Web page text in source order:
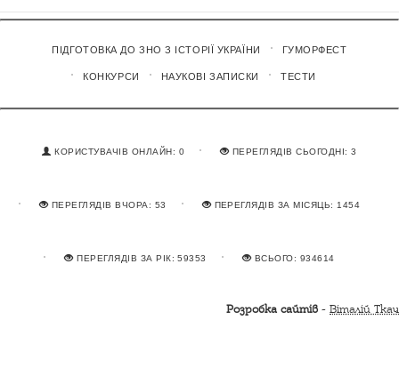
ПІДГОТОВКА ДО ЗНО З ІСТОРІЇ УКРАЇНИ ГУМОРФЕСТ
КОНКУРСИ НАУКОВІ ЗАПИСКИ ТЕСТИ
КОРИСТУВАЧІВ ОНЛАЙН: 0 ПЕРЕГЛЯДІВ СЬОГОДНІ: 3
ПЕРЕГЛЯДІВ ВЧОРА: 53 ПЕРЕГЛЯДІВ ЗА МІСЯЦЬ: 1454
ПЕРЕГЛЯДІВ ЗА РІК: 59353 ВСЬОГО: 934614
Розробка сайтів - Віталій Ткач